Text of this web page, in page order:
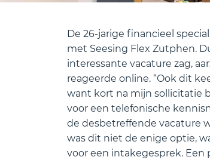
De 26-jarige financieel
met Seesing Flex Zutphen.
interessante vacature zag,
reageerde online. “Ook dit
want kort na mijn sollicitatie
voor een telefonische
de desbetreffende vacature
was dit niet de enige optie,
voor een intakegesprek. Een